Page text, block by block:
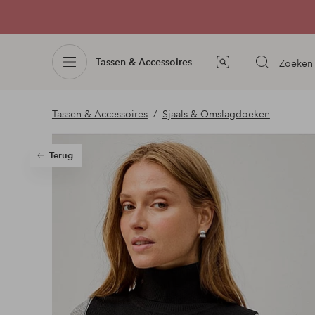
Tassen & Accessoires
Afbeelding
Zoeken
Tassen & Accessoires Sjaals & Omslagdoeken
Terug